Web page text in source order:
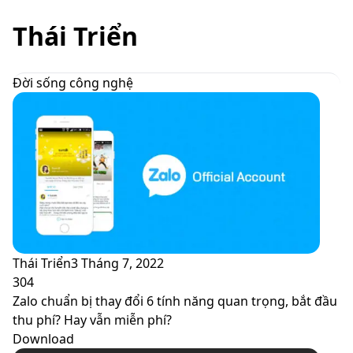
Thái Triển
Đời sống công nghệ
Thái Triển3 Tháng 7, 2022
304
Zalo chuẩn bị thay đổi 6 tính năng quan trọng, bắt đầu
thu phí? Hay vẫn miễn phí?
Download